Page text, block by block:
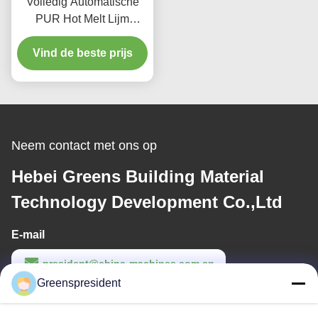
PUR Hot Melt Lijm
Lamineermachine voor
Stof met een
Productiesnelheid van 5-
Vind de beste prijs
Neem contact met ons op
Hebei Greens Building Material
Technology Development Co.,Ltd
E-mail
president@china-machines.com.cn
Werktijd
Greenspresident